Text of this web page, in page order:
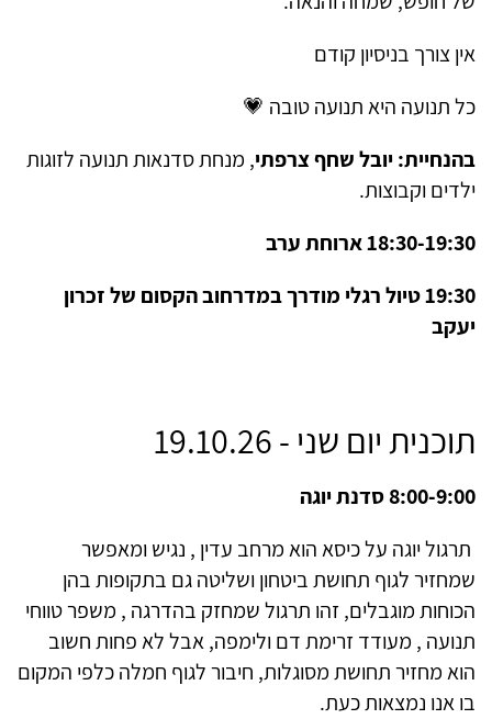
אין צורך בניסיון קודם
כל תנועה היא תנועה טובה 💗
בהנחיית: יובל שחף צרפתי, מנחת סדנאות תנועה לזוגות
ילדים וקבוצות.
18:30-19:30 ארוחת ערב
19:30 טיול רגלי מודרך במדרחוב הקסום של זכרון
יעקב
תוכנית יום שני - 19.10.26
8:00-9:00 סדנת יוגה
תרגול יוגה על כיסא הוא מרחב עדין , נגיש ומאפשר
שמחזיר לגוף תחושת ביטחון ושליטה גם בתקופות בהן
הכוחות מוגבלים, זהו תרגול שמחזק בהדרגה , משפר טווחי
תנועה , מעודד זרימת דם ולימפה, אבל לא פחות חשוב
הוא מחזיר תחושת מסוגלות, חיבור לגוף חמלה כלפי המקום
בו אנו נמצאות כעת.